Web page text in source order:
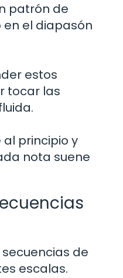
patrón de
el diapasón
estos
tocar las
principio y
nota suene
de
escalas.